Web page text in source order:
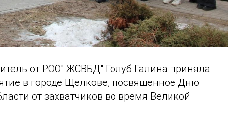
от РОО" ЖСВБД" Голуб Галина приняла
в городе Щелкове, посвящённое Дню
от захватчиков во время Великой